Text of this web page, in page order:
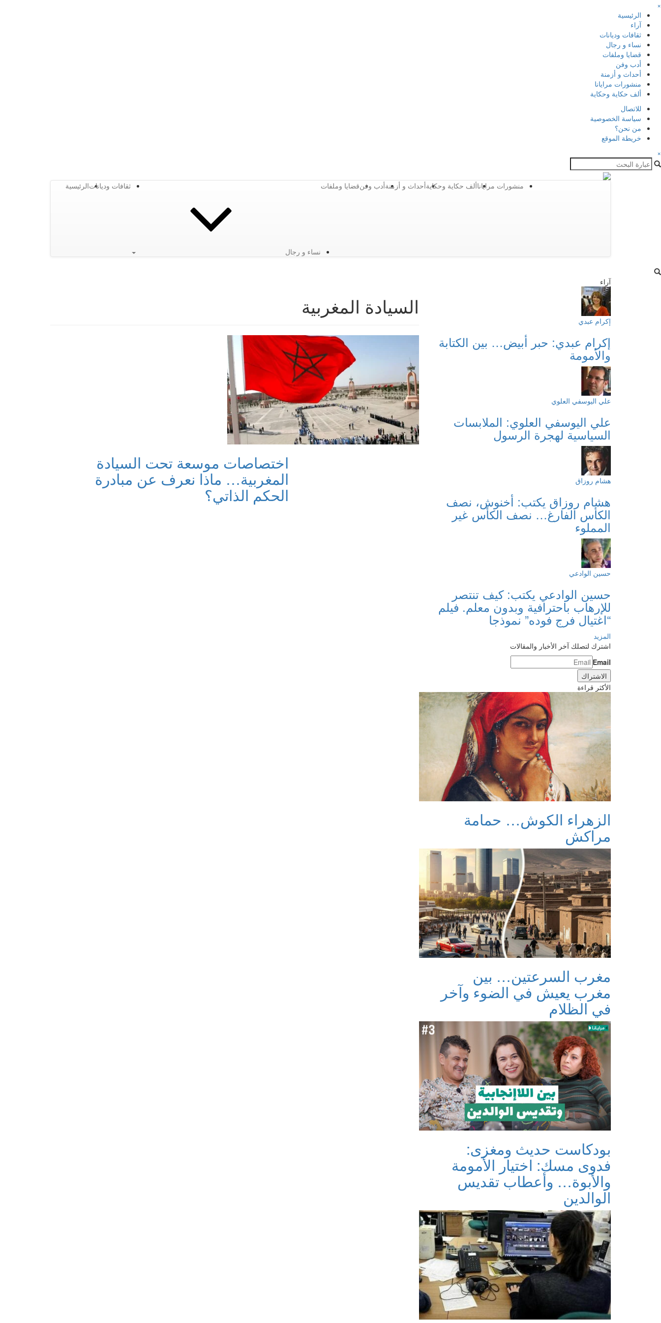
×
الرئيسية
آراء
ثقافات وديانات
نساء و رجال
قضايا وملفات
أدب وفن
أحداث و أزمنة
منشورات مرايانا
ألف حكاية وحكاية
للاتصال
سياسة الخصوصية
من نحن؟
خريطة الموقع
×
الرئيسيةثقافات وديانات
نساء و رجال
قضايا وملفاتأدب وفنأحداث و أزمنةألف حكاية وحكايةمنشورات مرايانا
السيادة المغربية
اختصاصات موسعة تحت السيادة
المغربية… ماذا نعرف عن مبادرة
الحكم الذاتي؟
آراء
إكرام عبدي
إكرام عبدي: حبر أبيض… بين الكتابة
والأمومة
علي اليوسفي العلوي
علي اليوسفي العلوي: الملابسات
السياسية لهجرة الرسول
هشام روزاق
هشام روزاق يكتب: أخنوش، نصف
الكأس الفارغ… نصف الكأس غير
المملوء
حسين الوادعي
حسين الوادعي يكتب: كيف تنتصر
للإرهاب باحترافية وبدون معلم. فيلم
“اغتيال فرج فوده” نموذجا
المزيد
اشترك لتصلك آخر الأخبار والمقالات
Email
الأكثر قراءة
الزهراء الكوش… حمامة
مراكش
مغرب السرعتين… بين
مغرب يعيش في الضوء وآخر
في الظلام
بودكاست حديث ومغزى:
فدوى مسك: اختيار الأمومة
والأبوة… وأعطاب تقديس
الوالدين